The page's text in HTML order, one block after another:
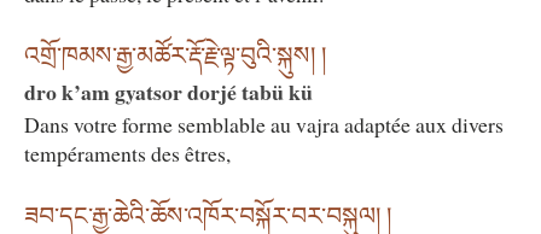
འགྲོ་ཁམས་རྒྱ་མཚོར་རྡོ་རྗེ་ལྟ་བུའི་སྐུས། །
dro k’am gyatsor dorjé tabü kü
Dans votre forme semblable au vajra adaptée aux divers
tempéraments des êtres,
ཟབ་དང་རྒྱ་ཆེའི་ཆོས་འཁོར་བསྐོར་བར་བསྐུལ། །